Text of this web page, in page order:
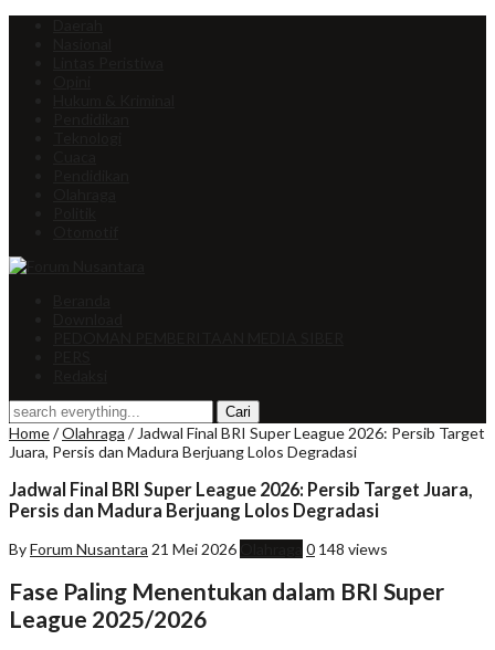
Home/Olahraga / Jadwal Final BRI Super League 2026: Persib Target
Juara, Persis dan Madura Berjuang Lolos Degradasi
Jadwal Final BRI Super League 2026: Persib Target Juara,
Persis dan Madura Berjuang Lolos Degradasi
ByForum Nusantara 21 Mei 2026 0 148 views
Fase Paling Menentukan dalam BRI Super
League 2025/2026